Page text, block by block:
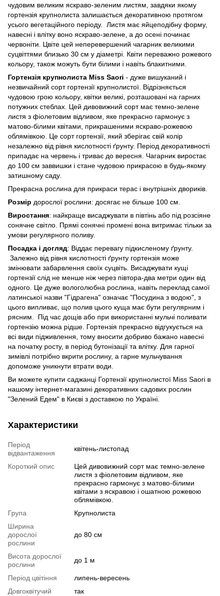
чудовим великим яскраво-зеленим листям, завдяки якому
гортензія крупнолиста залишається декоративною протягом
усього вегетаційного періоду. Листя має яйцеподібну форму,
навесні і влітку воно яскраво-зелене, а до осені починає
червоніти. Цвіте цей неперевершений чагарник великими
суцвіттями близько 30 см у діаметрі. Квіти переважно рожевого
кольору, також можуть бути білими і навіть блакитними.
Гортензія крупнолиста Miss Saori - дуже вишуканий і
незвичайний сорт гортензії крупнолистої. Відрізняється
чудовою грою кольору, квітки великі, розташовані на гарних
потужних стеблах. Цей дивовижний сорт має темно-зелене
листя з фіолетовим відливом, яке прекрасно гармонує з
матово-білими квітами, прикрашеними яскраво-рожевою
облямівкою. Це сорт гортензії, який зберігає свій колір
незалежно від рівня кислотності ґрунту. Період декоративності
припадає на червень і триває до вересня. Чагарник виростає
до 100 см заввишки і стане чудовою прикрасою в будь-якому
затишному саду.
Прекрасна рослина для прикраси терас і внутрішніх двориків.
Розмір дорослої рослини: досягає не більше 100 см.
Виростання: найкраще висаджувати в півтінь або під розсіяне
сонячне світло. Прямі сонячні промені вона витримає тільки за
умови регулярного поливу.
Посадка і догляд: Віддає перевагу підкисленому ґрунту.
Залежно від рівня кислотності ґрунту гортензія може
змінювати забарвлення своїх суцвіть. Висаджувати кущі
гортензії слід не менше ніж через півтора-два метри один від
одного. Це дуже вологолюбна рослина, навіть переклад самої
латинської назви "Гідрагена" означає "Посудина з водою", з
цього випливає, що полив цього куща має бути регулярним і
рясним. Під час дощів або при використанні мульчі поливати
гортензію можна рідше. Гортензія прекрасно відгукується на
всі види підживлення, тому вносити добриво бажано навесні
на початку росту, в період бутонізації та влітку. Для гарної
зимівлі потрібно вкрити рослину, а гарне мульчування
допоможе уникнути втрати води.
Ви можете купити саджанці Гортензії крупнолистої Miss Saori в
нашому інтернет-магазині декоративних садових рослин
"Зелений Едем" в Києві з доставкою по Україні.
Характеристики
Період
відвантаження
квітень-листопад
Короткий опис
Цей дивовижний сорт має темно-зелене
листя з фіолетовим відливом, яке
прекрасно гармонує з матово-білими
квітами з яскравою і ошатною рожевою
облямівкою.
Група
Крупнолиста
Ширина
дорослої
рослини
до 80 см
Висота дорослої
рослини
до 1 м
Період цвітіння
липень-вересень
Довгоквітучий
так